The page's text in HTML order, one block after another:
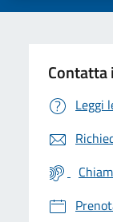
Contatta
Leggi